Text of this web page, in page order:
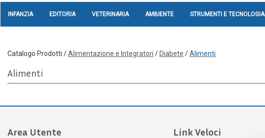
INFANZIA EDITORIA VETERINARIA AMBIENTE STRUMENTI E TECNOLOGIA
Catalogo Prodotti /Alimentazione e Integratori / Diabete /Alimenti
Alimenti
Area Utente Link Veloci